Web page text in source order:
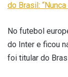
do Brasil: “Nunca
No futebol
do Inter e ficou
foi titular do